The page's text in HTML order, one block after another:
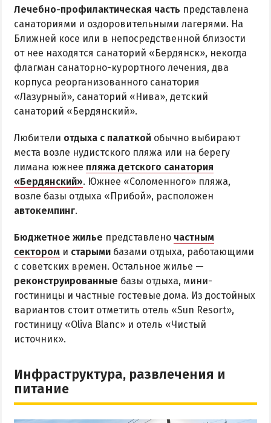
Лечебно-профилактическая часть представлена
санаториями и оздоровительными лагерями. На
Ближней косе или в непосредственной близости
от нее находятся санаторий «Бердянск», некогда
флагман санаторно-курортного лечения, два
корпуса реорганизованного санатория
«Лазурный», санаторий «Нива», детский
санаторий «Бердянский».
Любители отдыха с палаткой обычно выбирают
места возле нудистского пляжа или на берегу
лимана южнее пляжа детского санатория
«Бердянский». Южнее «Соломенного» пляжа,
возле базы отдыха «Прибой», расположен
автокемпинг.
Бюджетное жилье представлено частным
сектором и старыми базами отдыха, работающими
с советских времен. Остальное жилье —
реконструированные базы отдыха, мини-
гостиницы и частные гостевые дома. Из достойных
вариантов стоит отметить отель «Sun Resort»,
гостиницу «Oliva Blanc» и отель «Чистый
источник».
Инфраструктура, развлечения и
питание